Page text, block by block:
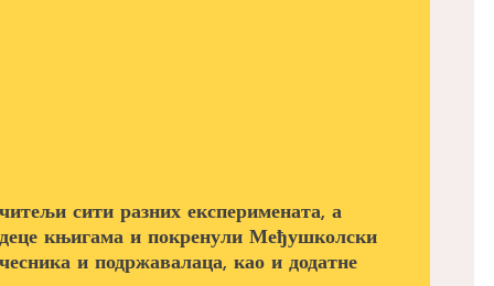
сити разних експеримената, а
књигама и покренули Међушколски
и подржавалаца, као и додатне